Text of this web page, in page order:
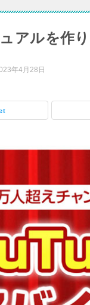
アルを作
年4月28日